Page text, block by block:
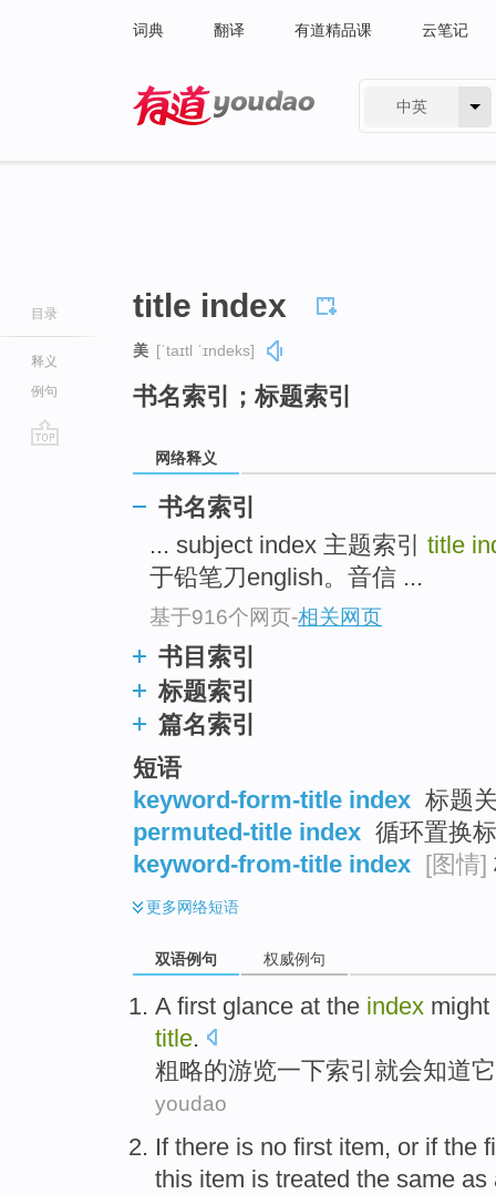
词典 翻译 有道精品课 云笔记
中英
目录
释义
例句
title index
美 [ˈtaɪtl ˈɪndeks]
书名索引；标题索引
网络释义
书名索引
... subject index 主题索引 title
于铅笔刀english。音信 ...
基于916个网页-相关网页
书目索引
标题索引
篇名索引
短语
keyword-form-title index 标题
permuted-title index 循环置换
keyword-from-title index [图情]
更多网络短语
双语例句 权威例句
A first glance at the index might
title.
粗略的游览一下索引 就会知道
youdao
Ifthere is no first item, or ifthe
this item is treated the same